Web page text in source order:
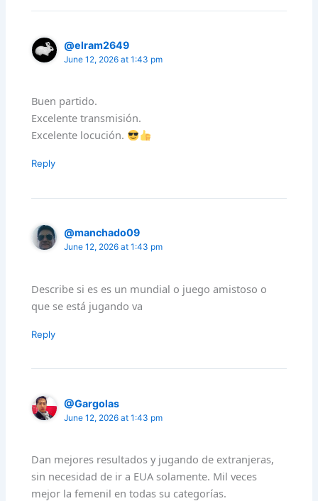
@elram2649
June 12, 2026 at 1:43 pm
Buen partido.
Excelente transmisión.
Excelente locución.
Reply
@manchado09
June 12, 2026 at 1:43 pm
Describe si es es un mundial o juego amistoso o
que se está jugando va
Reply
@Gargolas
June 12, 2026 at 1:43 pm
Dan mejores resultados y jugando de extranjeras,
sin necesidad de ir a EUA solamente. Mil veces
mejor la femenil en todas su categorías.